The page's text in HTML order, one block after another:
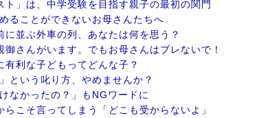
」は、中学受験を目指す親子の最初の関門
ることができないお母さんたちへ
並ぶ外車の列、あなたは何を思う？
さんがいます。でもお母さんはブレないで！
利な子どもってどんな子？
いう叱り方、やめませんか？
かったの？」もNGワードに
こそ言ってしまう「どこも受からないよ」